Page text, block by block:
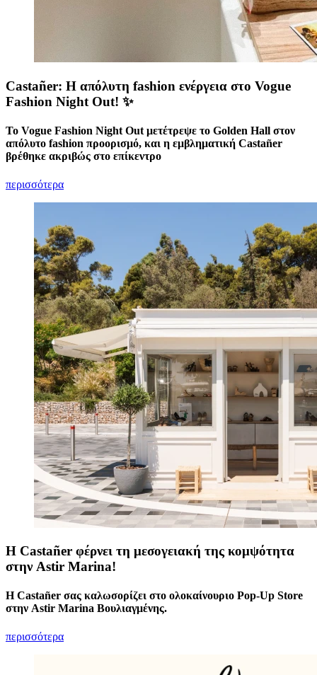
Castañer: Η απόλυτη fashion ενέργεια στο Vogue
Fashion Night Out! ✨
Το Vogue Fashion Night Out μετέτρεψε το Golden Hall στον
απόλυτο fashion προορισμό, και η εμβληματική Castañer
βρέθηκε ακριβώς στο επίκεντρο
περισσότερα
Η Castañer φέρνει τη μεσογειακή της κομψότητα
στην Astir Marina!
H Castañer σας καλωσορίζει στο ολοκαίνουριο Pop-Up Store
στην Astir Marina Βουλιαγμένης.
περισσότερα